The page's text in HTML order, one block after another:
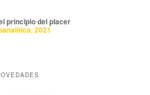
principio del placer
2021